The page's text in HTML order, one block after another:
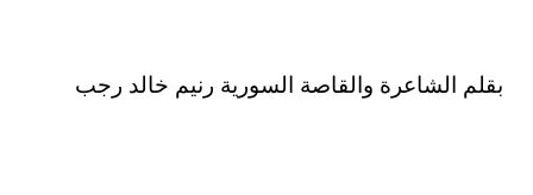
بقلم الشاعرة والقاصة السورية رنيم خالد رجب